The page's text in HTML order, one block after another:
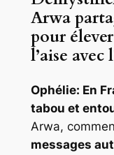
Arwa
pour
l’aise avec
Ophélie: En
tabou et
Arwa,
messages